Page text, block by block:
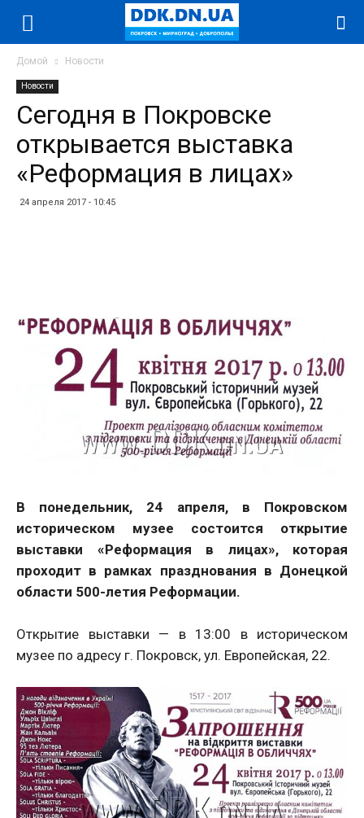
Домой Новости
Новости
Сегодня в Покровске
открывается выставка
«Реформация в лицах»
24 апреля 2017 - 10:45
В понедельник, 24 апреля, в Покровском
историческом музее состоится открытие
выставки «Реформация в лицах», которая
проходит в рамках празднования в Донецкой
области 500-летия Реформации.
Открытие выставки — в 13:00 в историческом
музее по адресу г. Покровск, ул. Европейская, 22.